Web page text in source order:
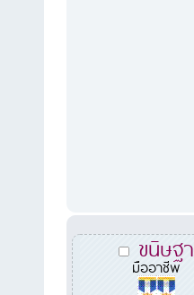
ขนิษฐา
มืออาชีพ